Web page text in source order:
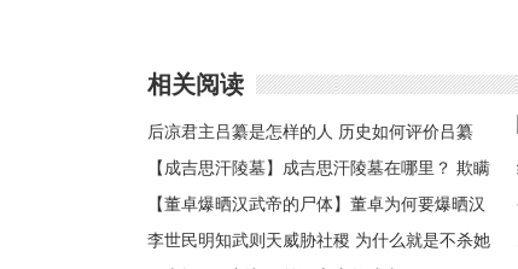
相关阅读
后凉君主吕纂是怎样的人 历史如何评价吕纂
【成吉思汗陵墓】成吉思汗陵墓在哪里？ 欺瞒
千年真相被解开
【董卓爆晒汉武帝的尸体】董卓为何要爆晒汉
武帝的尸体是为了找药
李世民明知武则天威胁社稷 为什么就是不杀她